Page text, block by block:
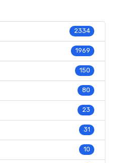
2334
1969
150
80
23
31
10